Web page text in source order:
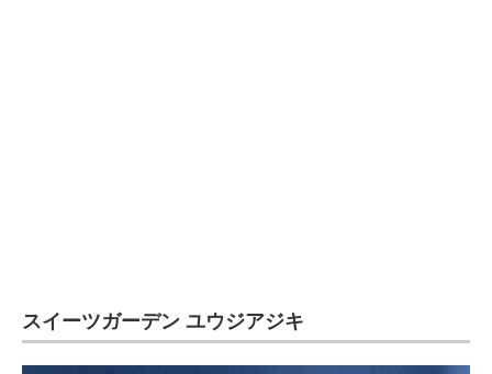
スイーツガーデン ユウジアジキ